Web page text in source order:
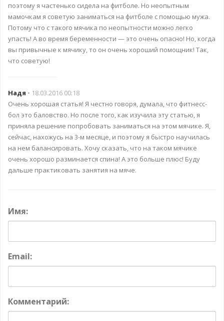
поэтому я частенько сидела на фитболе. Но неопытным
мамочкам я советую заниматься на фитболе с помощью мужа.
Потому что с такого мячика по неопытности можно легко
упасть! А во время беременности — это очень опасно! Но, когда
вы привычные к мячику, то он очень хороший помощник! Так,
что советую!
Надя • 18.03.2016 00:18
Очень хорошая статья! Я честно говоря, думала, что фитнесс-
бол это баловство. Но после того, как изучила эту статью, я
приняла решение попробовать заниматься на этом мячике. Я,
сейчас, нахожусь на 3-м месяце, и поэтому я быстро научилась
на нем балансировать. Хочу сказать, что на таком мячике
очень хорошо разминается спина! А это больше плюс! Буду
дальше практиковать занятия на мяче.
Имя:
Email:
Комментарий: